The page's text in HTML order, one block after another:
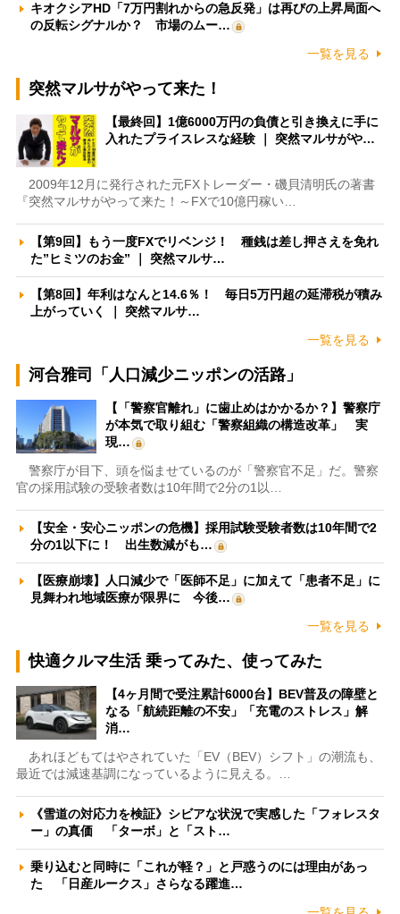
キオクシアHD「7万円割れからの急反発」は再びの上昇局面へ
の反転シグナルか？ 市場のムー…
一覧を見る
突然マルサがやって来た！
【最終回】1億6000万円の負債と引き換えに手に
入れたプライスレスな経験 ｜ 突然マルサがや…
2009年12月に発行された元FXトレーダー・磯貝清明氏の著書
『突然マルサがやって来た！～FXで10億円稼い…
【第9回】もう一度FXでリベンジ！ 種銭は差し押さえを免れ
た”ヒミツのお金” ｜ 突然マルサ…
【第8回】年利はなんと14.6％！ 毎日5万円超の延滞税が積み
上がっていく ｜ 突然マルサ…
一覧を見る
河合雅司「人口減少ニッポンの活路」
【「警察官離れ」に歯止めはかかるか？】警察庁
が本気で取り組む「警察組織の構造改革」 実
現…
警察庁が目下、頭を悩ませているのが「警察官不足」だ。警察
官の採用試験の受験者数は10年間で2分の1以…
【安全・安心ニッポンの危機】採用試験受験者数は10年間で2
分の1以下に！ 出生数減がも…
【医療崩壊】人口減少で「医師不足」に加えて「患者不足」に
見舞われ地域医療が限界に 今後…
一覧を見る
快適クルマ生活 乗ってみた、使ってみた
【4ヶ月間で受注累計6000台】BEV普及の障壁と
なる「航続距離の不安」「充電のストレス」解
消…
あれほどもてはやされていた「EV（BEV）シフト」の潮流も、
最近では減速基調になっているように見える。…
《雪道の対応力を検証》シビアな状況で実感した「フォレスタ
ー」の真価 「ターボ」と「スト…
乗り込むと同時に「これが軽？」と戸惑うのには理由があっ
た 「日産ルークス」さらなる躍進…